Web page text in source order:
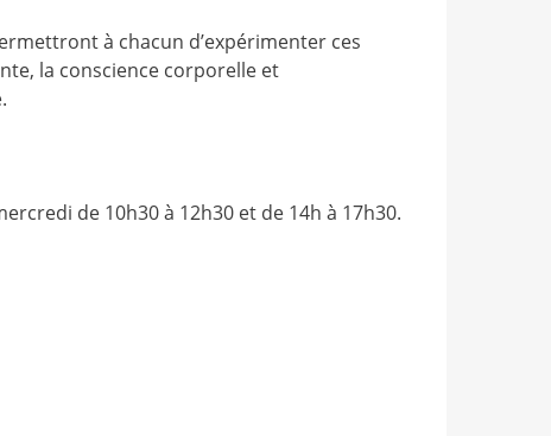
à chacun d’expérimenter ces
la conscience corporelle et
de 10h30 à 12h30 et de 14h à 17h30.